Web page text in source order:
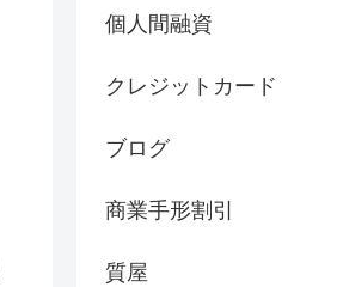
個人間融資
クレジットカード
ブログ
商業手形割引
質屋